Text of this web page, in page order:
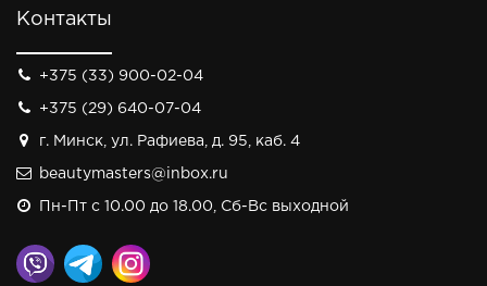
Контакты
+375 (33) 900-02-04
+375 (29) 640-07-04
г. Минск, ул. Рафиева, д. 95, каб. 4
beautymasters@inbox.ru
Пн-Пт с 10.00 до 18.00, Сб-Вс выходной